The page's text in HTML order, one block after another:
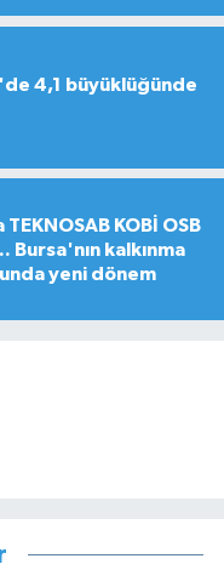
4,1 büyüklüğünde
KOBİ OSB
Bursa'nın kalkınma
yeni dönem